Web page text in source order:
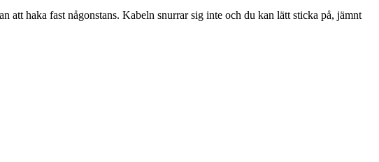
att haka fast någonstans. Kabeln snurrar sig inte och du kan lätt sticka på, jämnt